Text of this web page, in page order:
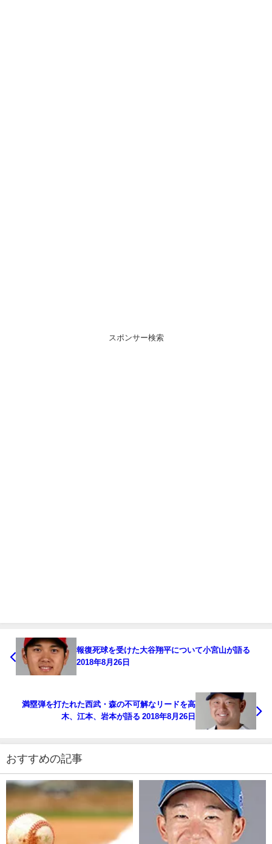
スポンサー検索
報復死球を受けた大谷翔平について小宮山が語る
2018年8月26日
満塁弾を打たれた西武・森の不可解なリードを高
木、江本、岩本が語る 2018年8月26日
おすすめの記事